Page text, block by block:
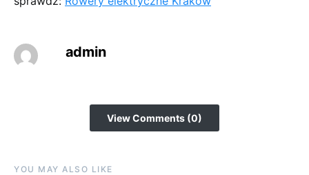
admin
View Comments (0)
YOU MAY ALSO LIKE